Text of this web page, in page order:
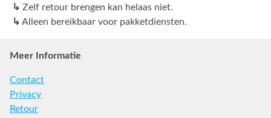
↳ Zelf retour brengen kan helaas niet.
↳ Alleen bereikbaar voor pakketdiensten.
Meer Informatie
Contact
Privacy
Retour